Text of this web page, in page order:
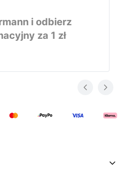
i odbierz
za 1 zł